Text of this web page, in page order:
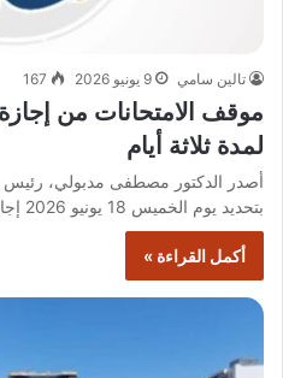
تالين سامي 9 يونيو 2026 167
موقف الامتحانات من
لمدة ثلاثة أيام
أصدر الدكتور مصطفى مدبولي، رئيس
بتحديد يوم الخميس 18 يونيو 2026 إجازة رسمية مدفوعة الأجر لكافة…
أكمل القراءة »